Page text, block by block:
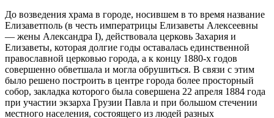
До возведения храма в городе, носившем в то время название
Елизаветполь (в честь императрицы Елизаветы Алексеевны
— жены Александра I), действовала церковь Захария и
Елизаветы, которая долгие годы оставалась единственной
православной церковью города, а к концу 1880-х годов
совершенно обветшала и могла обрушиться. В связи с этим
было решено построить в центре города более просторный
собор, закладка которого была совершена 22 апреля 1884 года
при участии экзарха Грузии Павла и при большом стечении
местного населения, состоящего из людей разных